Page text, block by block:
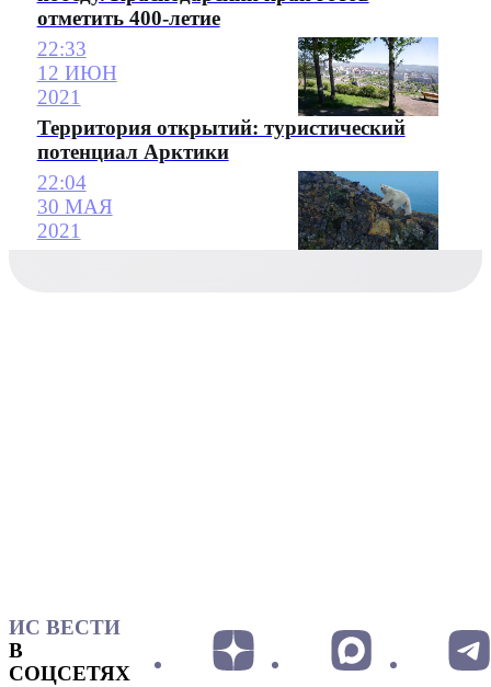
отметить 400-летие
22:33
12 ИЮН
2021
Территория открытий: туристический
потенциал Арктики
22:04
30 МАЯ
2021
ИС ВЕСТИ
В
СОЦСЕТЯХ